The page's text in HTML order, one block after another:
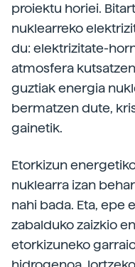
proiektu horiei.
nuklearreko
du: elektrizitate-
atmosfera
guztiak energia
bermatzen dute,
gainetik.
Etorkizun
nuklearra izan
nahi bada. Eta, epe
zabalduko zaizkio
etorkizuneko